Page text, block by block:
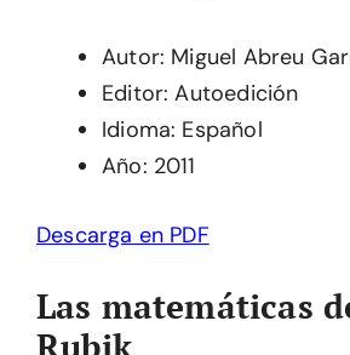
Autor: Miguel Abreu
Editor: Autoedición
Idioma: Español
Año: 2011
Descarga en PDF
Las matemáticas